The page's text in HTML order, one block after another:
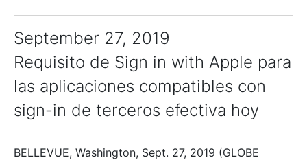
September 27, 2019
Requisito de Sign in with Apple para
las aplicaciones compatibles con
sign-in de terceros efectiva hoy
BELLEVUE, Washington, Sept. 27, 2019 (GLOBE